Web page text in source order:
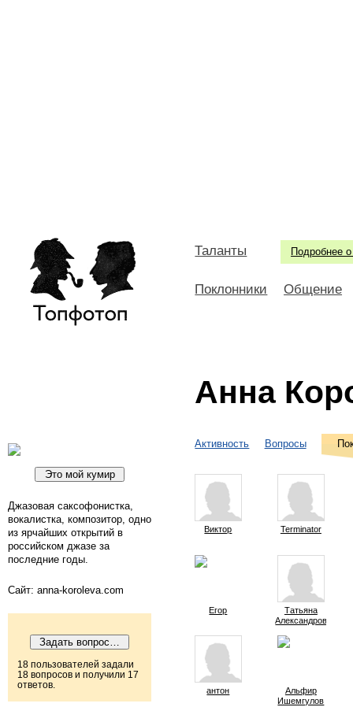
Подробнее о
Таланты
Поклонники Общение
Анна
Джазовая саксофонистка,
вокалистка, композитор, одно
из ярчайших открытий в
российском джазе за
последние годы.
Сайт: anna-koroleva.com
18 пользователей задали
18 вопросов и получили 17
ответов.
Активность Вопросы
Виктор Terminator
Егор
Татьяна
Александрович
антон
Альфир
Ишемгулов